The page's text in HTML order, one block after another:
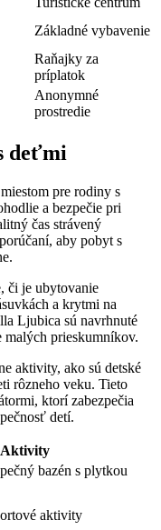
Základné vybavenie
Raňajky za
príplatok
Anonymné
prostredie
deťmi
pre rodiny s
a bezpečie pri
čas strávený
aby pobyt s
či je ubytovanie
a krytmi na
Ljubica sú navrhnuté
malých prieskumníkov.
aktivity, ako sú detské
rôzneho veku. Tieto
ktorí zabezpečia
detí.
Aktivity
bazén s plytkou
aktivity